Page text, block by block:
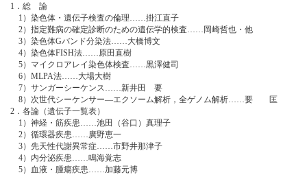
1．総 論
1）染色体・遺伝子検査の倫理……掛江直子
2）指定難病の確定診断のための遺伝学的検査……岡崎哲也・他
3）染色体Gバンド分染法……大橋博文
4）染色体FISH法……原田直樹
5）マイクロアレイ染色体検査……黒澤健司
6）MLPA法……大場大樹
7）サンガーシーケンス……新井田 要
8）次世代シーケンサー―エクソーム解析，全ゲノム解析……要 匡
2．各論（遺伝子一覧表）
1）神経・筋疾患……池田（谷口）真理子
2）循環器疾患……廣野恵一
3）先天性代謝異常症……市野井那津子
4）内分泌疾患……鳴海覚志
5）血液・腫瘍疾患……加藤元博